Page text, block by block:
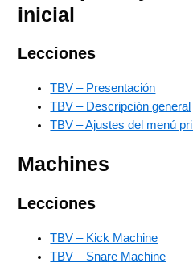
inicial
Lecciones
TBV – Presentación
TBV – Descripción general
TBV – Ajustes del menú
Machines
Lecciones
TBV – Kick Machine
TBV – Snare Machine